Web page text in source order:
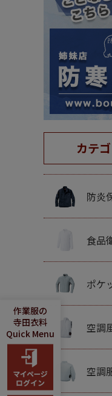
カテ
防炎
食品
ポケ
空調
空調
作業服の
寺田衣料
Quick Menu